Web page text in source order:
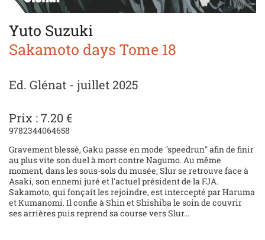
Yuto Suzuki
Sakamoto days Tome 18
Ed. Glénat - juillet 2025
Prix : 7.20 €
9782344064658
Gravement blessé, Gaku passe en mode "speedrun" afin de finir
au plus vite son duel à mort contre Nagumo. Au même
moment, dans les sous-sols du musée, Slur se retrouve face à
Asaki, son ennemi juré et l'actuel président de la FJA.
Sakamoto, qui fonçait les rejoindre, est intercepté par Haruma
et Kumanomi. Il confie à Shin et Shishiba le soin de couvrir
ses arrières puis reprend sa course vers Slur...